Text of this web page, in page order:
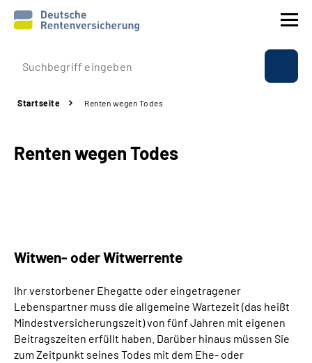
Prävention
Rente
Online-Services
Suche
Startseite Renten wegen Todes
Renten wegen Todes
Witwen- oder Witwerrente
Ihr verstorbener Ehegatte oder eingetragener
Lebenspartner muss die allgemeine Wartezeit (das heißt
Mindestversicherungszeit) von fünf Jahren mit eigenen
Beitragszeiten erfüllt haben. Darüber hinaus müssen Sie
zum Zeitpunkt seines Todes mit dem Ehe- oder